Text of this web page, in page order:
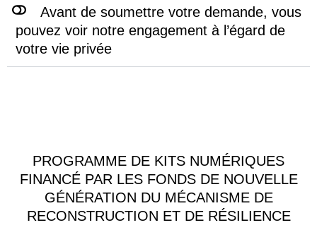
Avant de soumettre votre demande, vous
pouvez voir notre engagement à l’égard de
votre vie privée
PROGRAMME DE KITS NUMÉRIQUES
FINANCÉ PAR LES FONDS DE NOUVELLE
GÉNÉRATION DU MÉCANISME DE
RECONSTRUCTION ET DE RÉSILIENCE